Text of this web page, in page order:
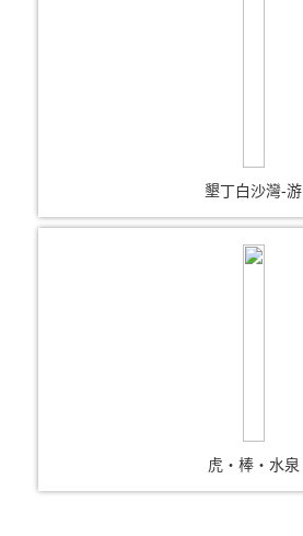
墾丁白沙灣-游
虎‧棒‧水泉